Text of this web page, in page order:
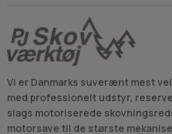
Vi er Danmarks suverænt mest
med professionelt udstyr,
slags motoriserede
motorsave til de største